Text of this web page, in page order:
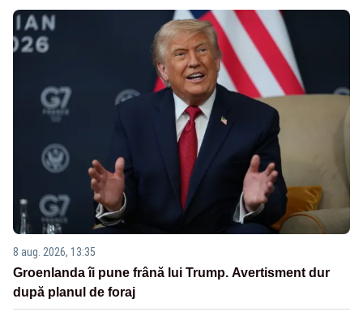
8 aug. 2026, 13:35
Groenlanda îi pune frână lui Trump. Avertisment dur
după planul de foraj